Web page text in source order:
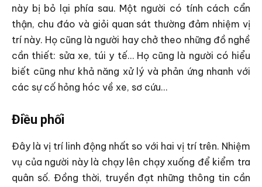
này bị bỏ lại phía sau. Một người có tính cách cẩn
thận, chu đáo và giỏi quan sát thường đảm nhiệm vị
trí này. Họ cũng là người hay chở theo những đồ nghề
cần thiết: sửa xe, túi y tế… Họ cũng là người có hiểu
biết cũng như khả năng xử lý và phản ứng nhanh với
các sự cố hỏng hóc về xe, sơ cứu…
Điều phối
Đây là vị trí linh động nhất so với hai vị trí trên. Nhiệm
vụ của người này là chạy lên chạy xuống để kiểm tra
quân số. Đồng thời, truyền đạt những thông tin cần